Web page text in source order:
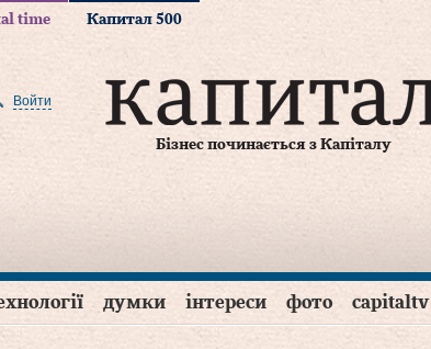
time Капитал 500
Бізнес починається з Капіталу
Войти
думки інтереси фото capitaltv